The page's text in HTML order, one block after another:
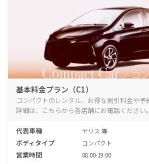
基本料金プラン（C1）
コンパクトのレンタル、お得な割引料金や予
詳細は、こちらから各店舗にお電話ください。
代表車種 ヤリス 等
ボディタイプ コンパクト
営業時間 08:00-19:00